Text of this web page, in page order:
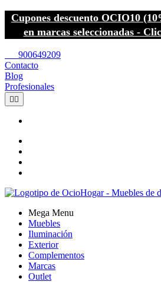
Cupones descuento OCIO10
en marcas seleccionadas -
900649209
Contacto
Blog
Profesionales
 
Mega Menu
Muebles
Iluminación
Exterior
Complementos
Marcas
Outlet